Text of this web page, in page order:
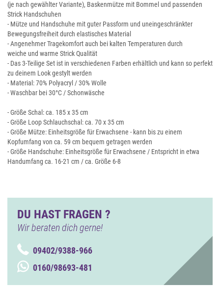
(je nach gewählter Variante), Baskenmütze mit Bommel und passenden
Strick Handschuhen
- Mütze und Handschuhe mit guter Passform und uneingeschränkter
Bewegungsfreiheit durch elastisches Material
- Angenehmer Tragekomfort auch bei kalten Temperaturen durch
weiche und warme Strick Qualität
- Das 3-Teilige Set ist in verschiedenen Farben erhältlich und kann so perfekt
zu deinem Look gestylt werden
- Material: 70% Polyacryl / 30% Wolle
- Waschbar bei 30°C / Schonwäsche
- Größe Schal: ca. 185 x 35 cm
- Größe Loop Schlauchschal: ca. 70 x 35 cm
- Größe Mütze: Einheitsgröße für Erwachsene - kann bis zu einem
Kopfumfang von ca. 59 cm bequem getragen werden
- Größe Handschuhe: Einheitsgröße für Erwachsene / Entspricht in etwa
Handumfang ca. 16-21 cm / ca. Größe 6-8
DU HAST FRAGEN ?
Wir beraten dich gerne!
09402/9388-966
0160/98693-481